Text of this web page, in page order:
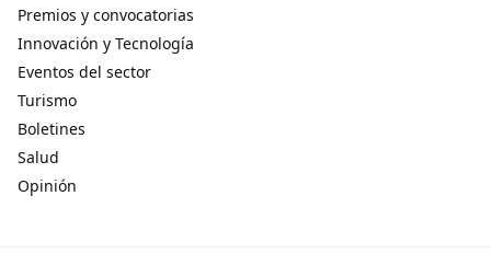
Premios y convocatorias
Innovación y Tecnología
Eventos del sector
Turismo
Boletines
Salud
Opinión